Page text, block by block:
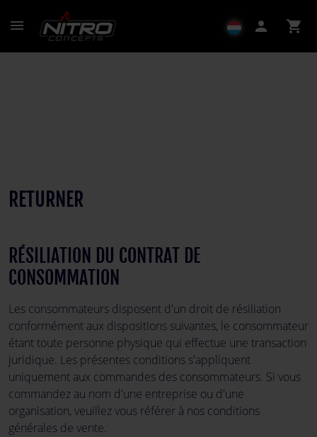
menu person shopping_cart
RETURNER
RÉSILIATION DU CONTRAT DE
CONSOMMATION
Les consommateurs disposent d'un droit de résiliation
conformément aux dispositions suivantes, le consommateur
étant toute personne physique qui effectue une transaction
juridique. Les présentes conditions s'appliquent
uniquement aux commandes des consommateurs. Si vous
commandez au nom d'une entreprise ou d'une
organisation, veuillez vous référer à nos conditions
générales de vente.